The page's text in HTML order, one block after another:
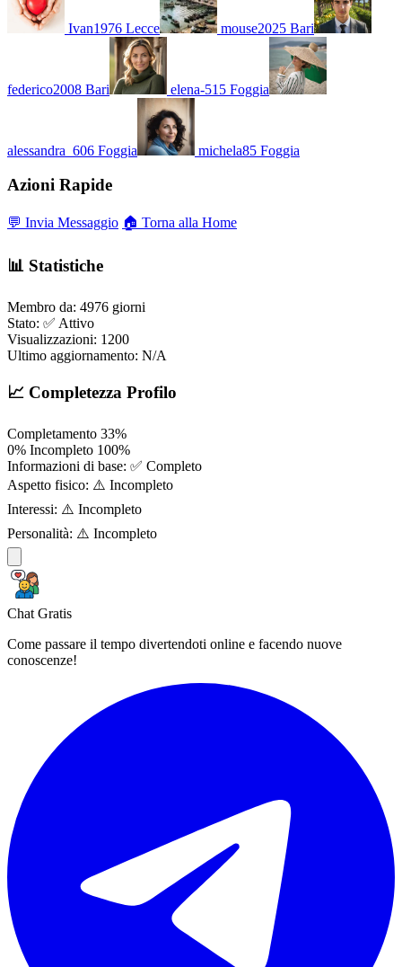
Ivan1976 Lecce mouse2025 Bari
federico2008 Bari elena-515 Foggia
alessandra_606 Foggia michela85 Foggia
Azioni Rapide
💬 Invia Messaggio 🏠 Torna alla Home
📊 Statistiche
Membro da: 4976 giorni
Stato: ✅ Attivo
Visualizzazioni: 1200
Ultimo aggiornamento: N/A
📈 Completezza Profilo
Completamento 33%
0% Incompleto 100%
Informazioni di base: ✅ Completo
Aspetto fisico: ⚠️ Incompleto
Interessi: ⚠️ Incompleto
Personalità: ⚠️ Incompleto
Chat Gratis
Come passare il tempo divertendoti online e facendo nuove
conoscenze!